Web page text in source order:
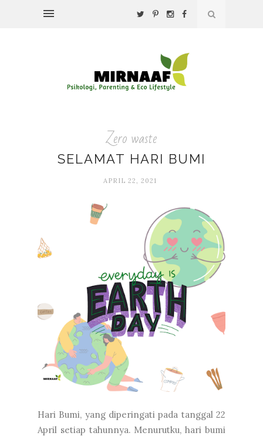
Zero waste
SELAMAT HARI BUMI
APRIL 22, 2021
Hari Bumi, yang diperingati pada tanggal 22
April setiap tahunnya. Menurutku, hari bumi